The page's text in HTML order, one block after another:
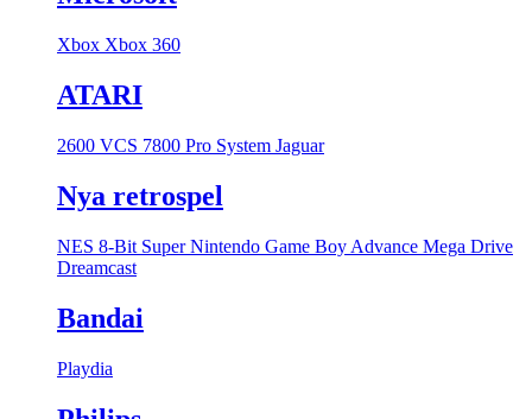
Xbox Xbox 360
ATARI
2600 VCS 7800 Pro System Jaguar
Nya retrospel
NES 8-Bit Super Nintendo Game Boy Advance Mega Drive
Dreamcast
Bandai
Playdia